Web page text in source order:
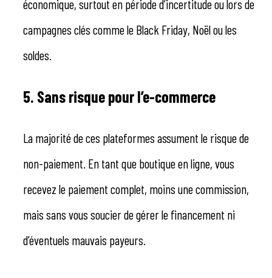
économique, surtout en période d’incertitude ou lors de
campagnes clés comme le Black Friday, Noël ou les
soldes.
5. Sans risque pour l’e-commerce
La majorité de ces plateformes assument le risque de
non-paiement. En tant que boutique en ligne, vous
recevez le paiement complet, moins une commission,
mais sans vous soucier de gérer le financement ni
d’éventuels mauvais payeurs.